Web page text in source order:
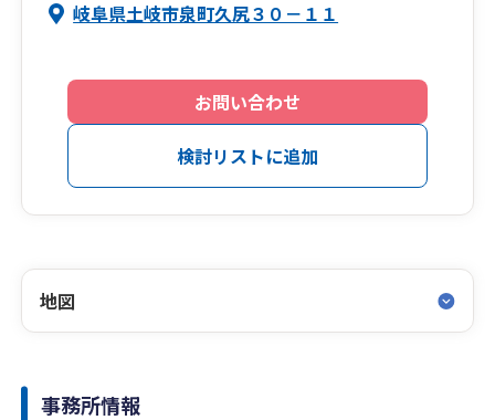
岐阜県土岐市泉町久尻３０－１１
お問い合わせ
検討リストに追加
地図
事務所情報